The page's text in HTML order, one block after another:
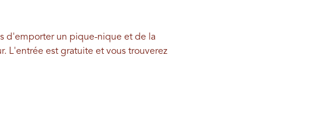
d'emporter un pique-nique et de la
L'entrée est gratuite et vous trouverez